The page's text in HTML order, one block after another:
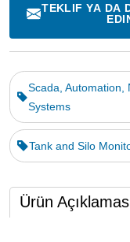
TEKLIF YA DA
Scada, Automation,
Systems
Tank and Silo
Ürün